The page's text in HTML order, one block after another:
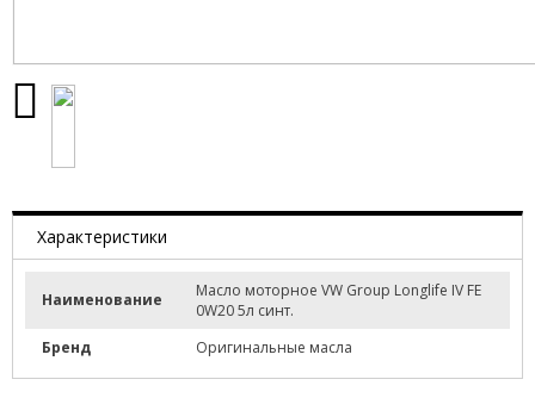
Характеристики
Наименование
Масло моторное VW Group Longlife IV FE
0W20 5л синт.
Бренд
Оригинальные масла